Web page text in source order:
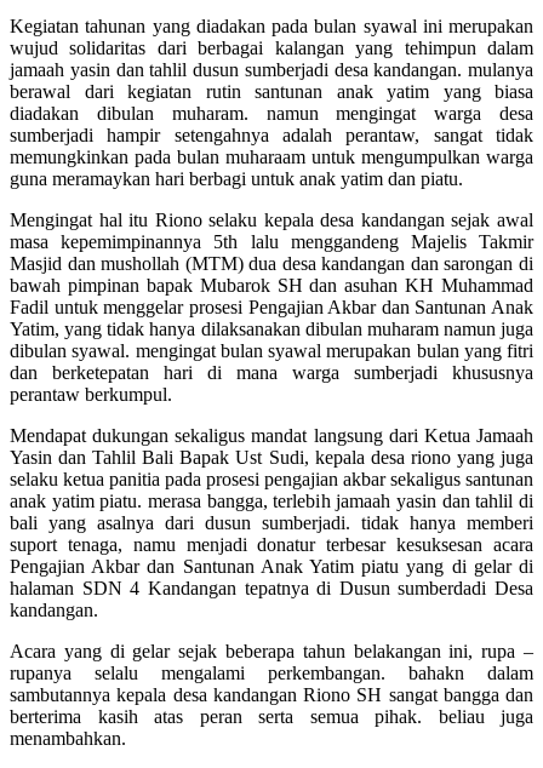
Kegiatan tahunan yang diadakan pada bulan syawal ini merupakan
wujud solidaritas dari berbagai kalangan yang tehimpun dalam
jamaah yasin dan tahlil dusun sumberjadi desa kandangan. mulanya
berawal dari kegiatan rutin santunan anak yatim yang biasa
diadakan dibulan muharam. namun mengingat warga desa
sumberjadi hampir setengahnya adalah perantaw, sangat tidak
memungkinkan pada bulan muharaam untuk mengumpulkan warga
guna meramaykan hari berbagi untuk anak yatim dan piatu.
Mengingat hal itu Riono selaku kepala desa kandangan sejak awal
masa kepemimpinannya 5th lalu menggandeng Majelis Takmir
Masjid dan mushollah (MTM) dua desa kandangan dan sarongan di
bawah pimpinan bapak Mubarok SH dan asuhan KH Muhammad
Fadil untuk menggelar prosesi Pengajian Akbar dan Santunan Anak
Yatim, yang tidak hanya dilaksanakan dibulan muharam namun juga
dibulan syawal. mengingat bulan syawal merupakan bulan yang fitri
dan berketepatan hari di mana warga sumberjadi khususnya
perantaw berkumpul.
Mendapat dukungan sekaligus mandat langsung dari Ketua Jamaah
Yasin dan Tahlil Bali Bapak Ust Sudi, kepala desa riono yang juga
selaku ketua panitia pada prosesi pengajian akbar sekaligus santunan
anak yatim piatu. merasa bangga, terlebih jamaah yasin dan tahlil di
bali yang asalnya dari dusun sumberjadi. tidak hanya memberi
suport tenaga, namu menjadi donatur terbesar kesuksesan acara
Pengajian Akbar dan Santunan Anak Yatim piatu yang di gelar di
halaman SDN 4 Kandangan tepatnya di Dusun sumberdadi Desa
kandangan.
Acara yang di gelar sejak beberapa tahun belakangan ini, rupa –
rupanya selalu mengalami perkembangan. bahakn dalam
sambutannya kepala desa kandangan Riono SH sangat bangga dan
berterima kasih atas peran serta semua pihak. beliau juga
menambahkan.